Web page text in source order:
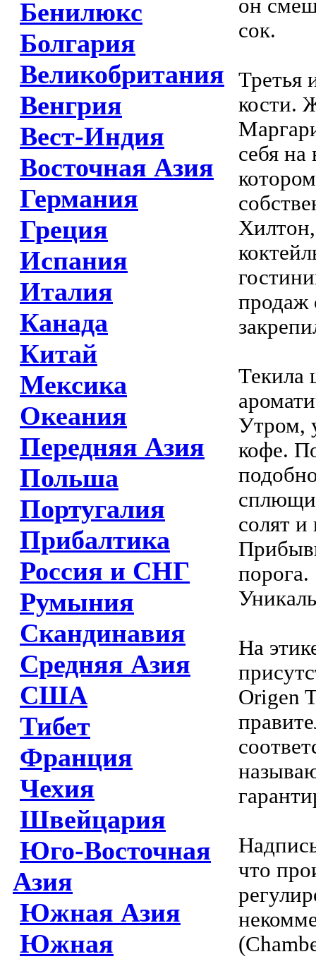
Бенилюкс
Болгария
Великобритания
Венгрия
Вест-Индия
Восточная Азия
Германия
Греция
Испания
Италия
Канада
Китай
Мексика
Океания
Передняя Азия
Польша
Португалия
Прибалтика
Россия и СНГ
Румыния
Скандинавия
Средняя Азия
США
Тибет
Франция
Чехия
Швейцария
Юго-Восточная
Азия
Южная Азия
Южная
он
сок.
Третья
кости.
себя
продаж
Текила
Утром,
кофе.
солят
порога.
На
Origen
что